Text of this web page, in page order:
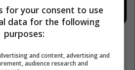
for your consent to use
data for the following
purposes:
and content, advertising and
audience research and